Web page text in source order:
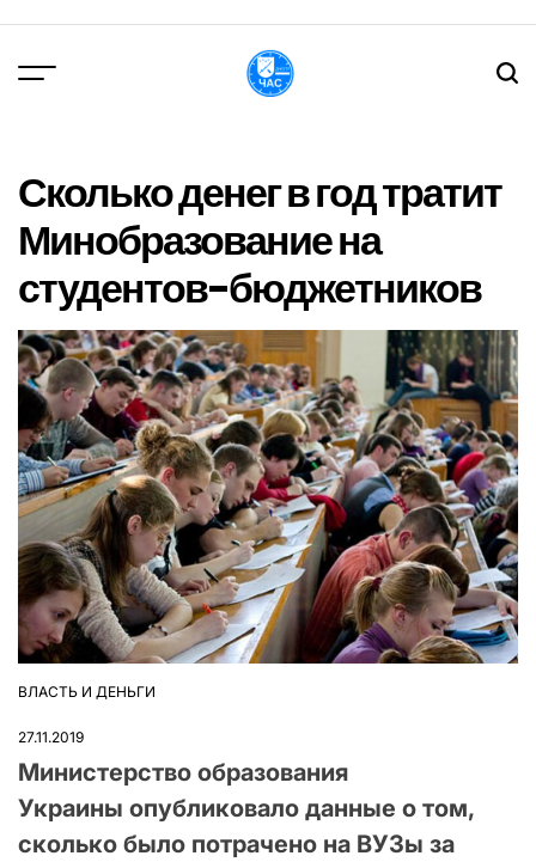
вмісту
Сколько денег в год тратит
Минобразование на
студентов-бюджетников
ОПУБЛІКУВАТИ
ВЛАСТЬ И ДЕНЬГИ
27.11.2019
Министерство образования
Украины опубликовало данные о том,
сколько было потрачено на ВУЗы за